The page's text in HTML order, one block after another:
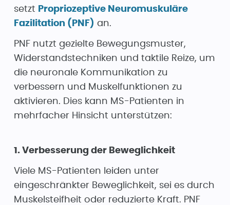
setzt Propriozeptive Neuromuskuläre
Fazilitation (PNF) an.
PNF nutzt gezielte Bewegungsmuster,
Widerstandstechniken und taktile Reize, um
die neuronale Kommunikation zu
verbessern und Muskelfunktionen zu
aktivieren. Dies kann MS-Patienten in
mehrfacher Hinsicht unterstützen:
1. Verbesserung der Beweglichkeit
Viele MS-Patienten leiden unter
eingeschränkter Beweglichkeit, sei es durch
Muskelsteifheit oder reduzierte Kraft. PNF